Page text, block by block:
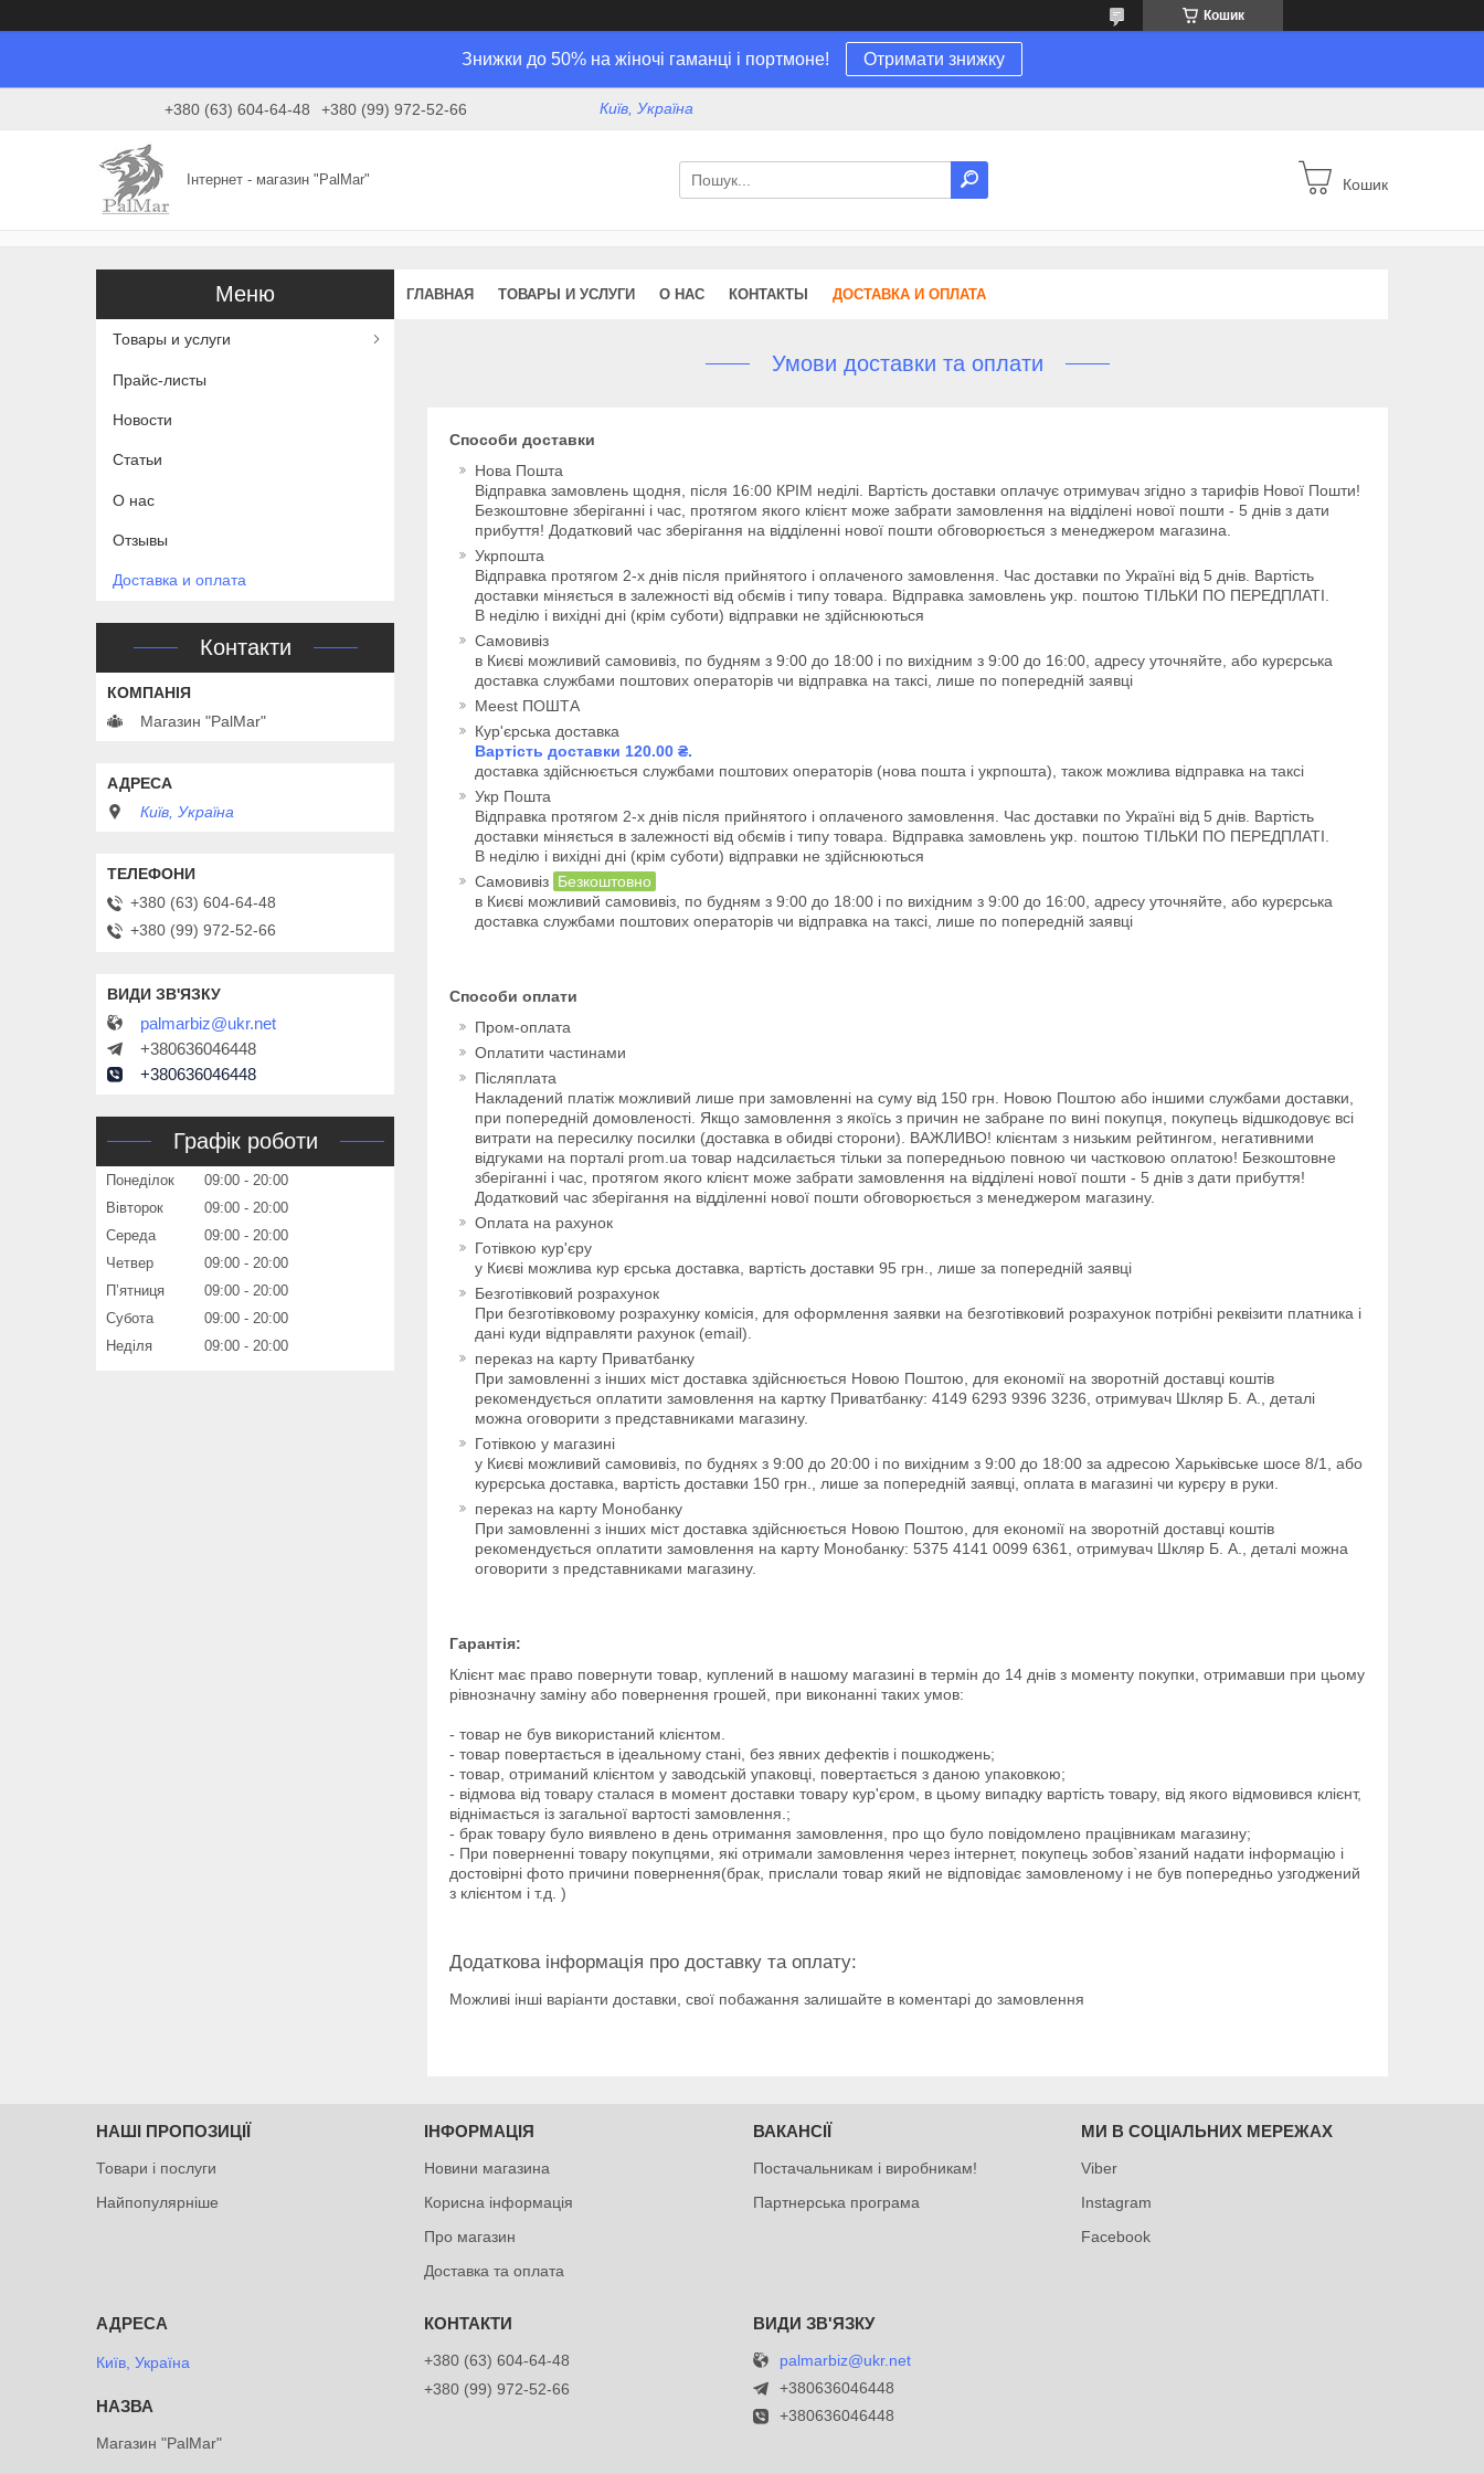
Кошик
Знижки до 50% на жіночі гаманці і портмоне! Отримати знижку
+380 (63) 604-64-48 +380 (99) 972-52-66 Київ, Україна
Інтернет - магазин "PalMar" Кошик
ГЛАВНАЯ ТОВАРЫ И УСЛУГИ О НАС КОНТАКТЫ ДОСТАВКА И ОПЛАТА
Умови доставки та оплати
Способи доставки
Нова Пошта
Відправка замовлень щодня, після 16:00 КРІМ неділі. Вартість доставки оплачує отримувач згідно з тарифів Нової Пошти!
Безкоштовне зберіганні і час, протягом якого клієнт може забрати замовлення на відділені нової пошти - 5 днів з дати
прибуття! Додатковий час зберігання на відділенні нової пошти обговорюється з менеджером магазина.
Укрпошта
Відправка протягом 2-х днів після прийнятого і оплаченого замовлення. Час доставки по Україні від 5 днів. Вартість
доставки міняється в залежності від обємів і типу товара. Відправка замовлень укр. поштою ТІЛЬКИ ПО ПЕРЕДПЛАТІ.
В неділю і вихідні дні (крім суботи) відправки не здійснюються
Самовивіз
в Києві можливий самовивіз, по будням з 9:00 до 18:00 і по вихідним з 9:00 до 16:00, адресу уточняйте, або курєрська
доставка службами поштових операторів чи відправка на таксі, лише по попередній заявці
Meest ПОШТА
Кур'єрська доставка
Вартість доставки 120.00 ₴.
доставка здійснюється службами поштових операторів (нова пошта і укрпошта), також можлива відправка на таксі
Укр Пошта
Відправка протягом 2-х днів після прийнятого і оплаченого замовлення. Час доставки по Україні від 5 днів. Вартість
доставки міняється в залежності від обємів і типу товара. Відправка замовлень укр. поштою ТІЛЬКИ ПО ПЕРЕДПЛАТІ.
В неділю і вихідні дні (крім суботи) відправки не здійснюються
Самовивіз Безкоштовно
в Києві можливий самовивіз, по будням з 9:00 до 18:00 і по вихідним з 9:00 до 16:00, адресу уточняйте, або курєрська
доставка службами поштових операторів чи відправка на таксі, лише по попередній заявці
Способи оплати
Пром-оплата
Оплатити частинами
Післяплата
Накладений платіж можливий лише при замовленні на суму від 150 грн. Новою Поштою або іншими службами доставки,
при попередній домовленості. Якщо замовлення з якоїсь з причин не забране по вині покупця, покупець відшкодовує всі
витрати на пересилку посилки (доставка в обидві сторони). ВАЖЛИВО! клієнтам з низьким рейтингом, негативними
відгуками на порталі prom.ua товар надсилається тільки за попередньою повною чи частковою оплатою! Безкоштовне
зберіганні і час, протягом якого клієнт може забрати замовлення на відділені нової пошти - 5 днів з дати прибуття!
Додатковий час зберігання на відділенні нової пошти обговорюється з менеджером магазину.
Оплата на рахунок
Готівкою кур'єру
у Києві можлива кур єрська доставка, вартість доставки 95 грн., лише за попередній заявці
Безготівковий розрахунок
При безготівковому розрахунку комісія, для оформлення заявки на безготівковий розрахунок потрібні реквізити платника і
дані куди відправляти рахунок (email).
переказ на карту Приватбанку
При замовленні з інших міст доставка здійснюється Новою Поштою, для економії на зворотній доставці коштів
рекомендується оплатити замовлення на картку Приватбанку: 4149 6293 9396 3236, отримувач Шкляр Б. А., деталі
можна оговорити з представниками магазину.
Готівкою у магазині
у Києві можливий самовивіз, по буднях з 9:00 до 20:00 і по вихідним з 9:00 до 18:00 за адресою Харьківське шосе 8/1, або
курєрська доставка, вартість доставки 150 грн., лише за попередній заявці, оплата в магазині чи курєру в руки.
переказ на карту Монобанку
При замовленні з інших міст доставка здійснюється Новою Поштою, для економії на зворотній доставці коштів
рекомендується оплатити замовлення на карту Монобанку: 5375 4141 0099 6361, отримувач Шкляр Б. А., деталі можна
оговорити з представниками магазину.
Гарантія:
Клієнт має право повернути товар, куплений в нашому магазині в термін до 14 днів з моменту покупки, отримавши при цьому
рівнозначну заміну або повернення грошей, при виконанні таких умов:
- товар не був використаний клієнтом.
- товар повертається в ідеальному стані, без явних дефектів і пошкоджень;
- товар, отриманий клієнтом у заводській упаковці, повертається з даною упаковкою;
- відмова від товару сталася в момент доставки товару кур'єром, в цьому випадку вартість товару, від якого відмовився клієнт,
віднімається із загальної вартості замовлення.;
- брак товару було виявлено в день отримання замовлення, про що було повідомлено працівникам магазину;
- При поверненні товару покупцями, які отримали замовлення через інтернет, покупець зобов`язаний надати інформацію і
достовірні фото причини повернення(брак, прислали товар який не відповідає замовленому і не був попередньо узгоджений
з клієнтом і т.д. )
Можливі інші варіанти доставки, свої побажання залишайте в коментарі до замовлення
Товары и услуги
Прайс-листы
Новости
Статьи
О нас
Отзывы
Доставка и оплата
Контакти
Магазин "PalMar"
Київ, Україна
+380 (63) 604-64-48
+380 (99) 972-52-66
palmarbiz@ukr.net
+380636046448
+380636046448
Графік роботи
Понеділок 09:00
20:00
Вівторок
09:00
20:00
Середа
09:00
20:00
Четвер
09:00
20:00
Пʼятниця
09:00
20:00
Субота
09:00
20:00
Неділя
09:00 20:00
НАШІ ПРОПОЗИЦІЇ
Товари і послуги
Найпопулярніше
ІНФОРМАЦІЯ
Новини магазина
Корисна інформація
Про магазин
Доставка та оплата
ВАКАНСІЇ
Постачальникам і виробникам!
Партнерська програма
МИ В СОЦІАЛЬНИХ МЕРЕЖАХ
Viber
Instagram
Facebook
Київ, Україна
Магазин "PalMar"
+380 (63) 604-64-48
+380 (99) 972-52-66
palmarbiz@ukr.net
+380636046448
+380636046448